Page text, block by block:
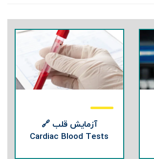
آزمایش قلب 🔗
Cardiac Blood Tests